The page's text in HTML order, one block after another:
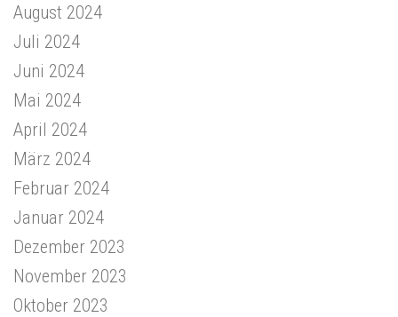
August 2024
Juli 2024
Juni 2024
Mai 2024
April 2024
März 2024
Februar 2024
Januar 2024
Dezember 2023
November 2023
Oktober 2023